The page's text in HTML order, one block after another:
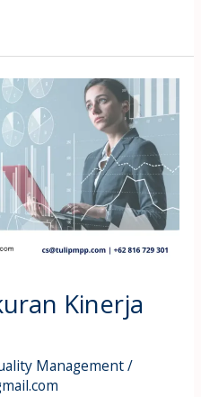
Kinerja
Management/